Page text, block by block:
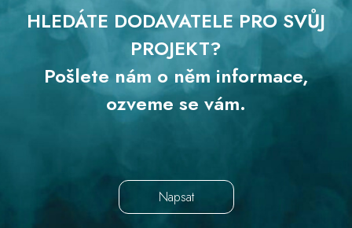
HLEDÁTE DODAVATELE PRO SVŮJ
PROJEKT?
Pošlete nám o něm informace,
ozveme se vám.
Napsat